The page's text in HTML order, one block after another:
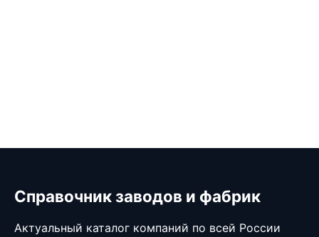
Справочник заводов и фабрик
Актуальный каталог компаний по всей России